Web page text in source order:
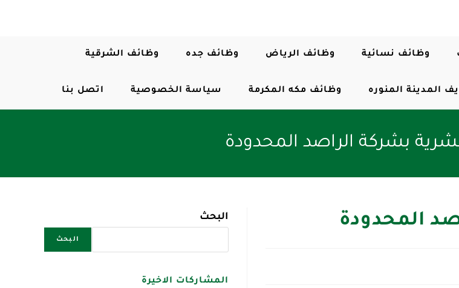
وظائف نسائية وظائف الرياض وظائف جده وظائف الشرقية
المدينة المنوره وظائف مكه المكرمة سياسة الخصوصية اتصل بنا
بشركة الراصد المحدودة
المحدودة البحث
البحث
المشاركات الاخيرة